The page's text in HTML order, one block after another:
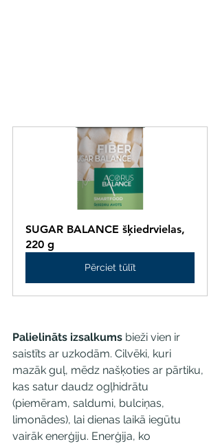
SUGAR BALANCE šķiedrvielas,
220 g
Pērciet tūlīt
Palielināts izsalkums bieži vien ir
saistīts ar uzkodām. Cilvēki, kuri
mazāk guļ, mēdz našķoties ar pārtiku,
kas satur daudz ogļhidrātu
(piemēram, saldumi, bulciņas,
limonādes), lai dienas laikā iegūtu
vairāk enerģiju. Enerģija, ko